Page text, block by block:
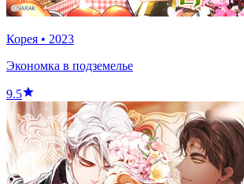
Корея • 2023
Экономка в подземелье
9.5